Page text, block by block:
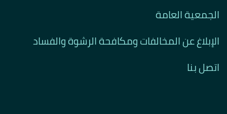
الجمعية العامة
الإبلاغ عن المخالفات ومكافحة الرشوة والفساد
اتصل بنا